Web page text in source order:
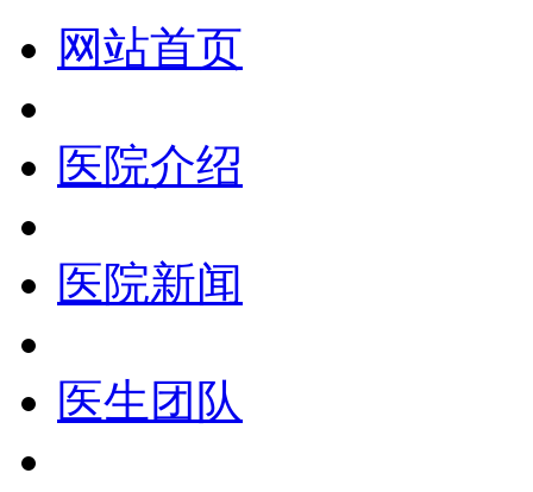
网站首页
医院介绍
医院新闻
医生团队